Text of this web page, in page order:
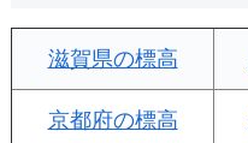
滋賀県の標高
京都府の標高